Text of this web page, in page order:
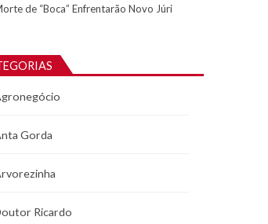
de “Boca” Enfrentarão Novo Júri
Gorda
Ricardo